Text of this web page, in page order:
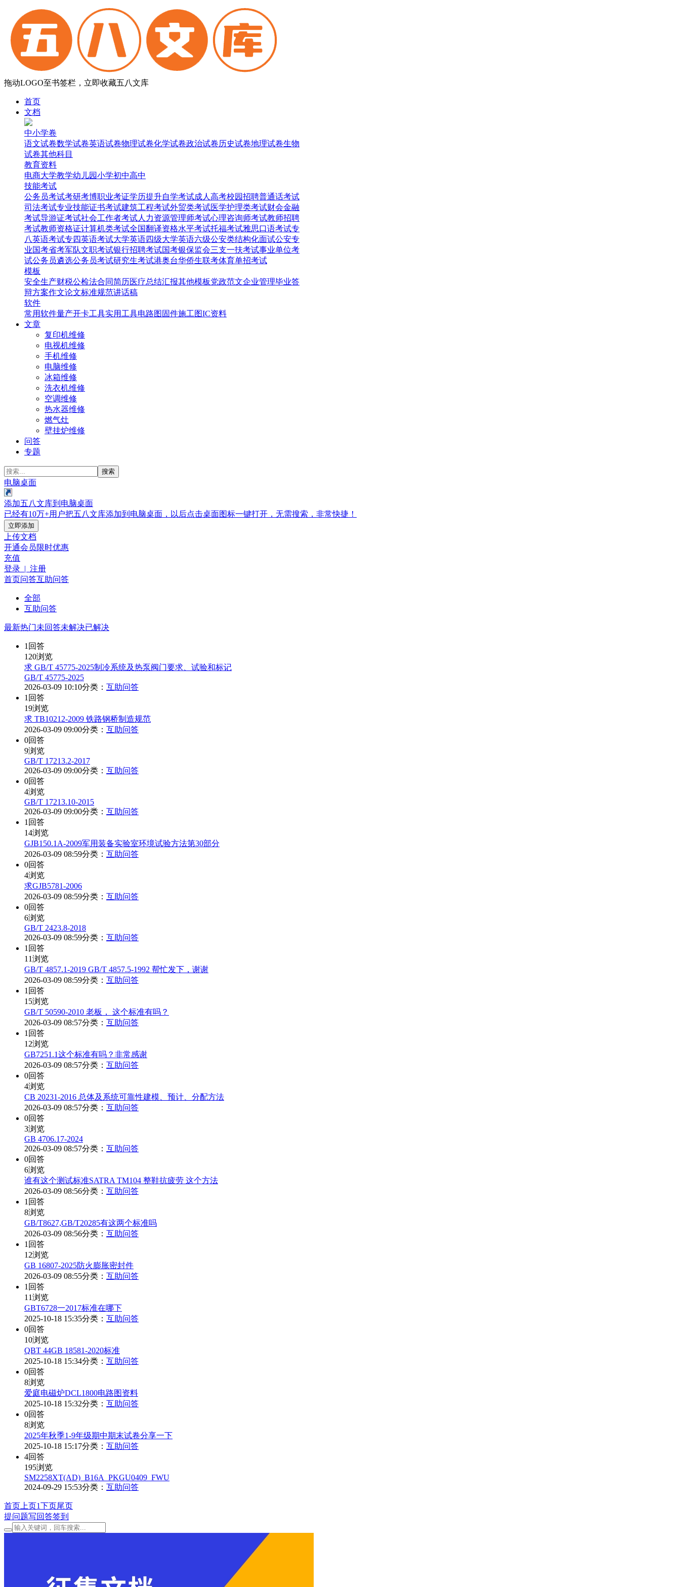
拖动LOGO至书签栏，立即收藏五八文库
首页
文档
中小学卷
语文试卷数学试卷英语试卷物理试卷化学试卷政治试卷历史试卷地理试卷生物
试卷其他科目
教育资料
电商大学教学幼儿园小学初中高中
技能考试
公务员考试考研考博职业考证学历提升自学考试成人高考校园招聘普通话考试
司法考试专业技能证书考试建筑工程考试外贸类考试医学护理类考试财会金融
考试导游证考试社会工作者考试人力资源管理师考试心理咨询师考试教师招聘
考试教师资格证计算机类考试全国翻译资格水平考试托福考试雅思口语考试专
八英语考试专四英语考试大学英语四级大学英语六级公安类结构化面试公安专
业国考省考军队文职考试银行招聘考试国考银保监会三支一扶考试事业单位考
试公务员遴选公务员考试研究生考试港奥台华侨生联考体育单招考试
模板
安全生产财税公检法合同简历医疗总结汇报其他模板党政范文企业管理毕业答
辩方案作文论文标准规范讲话稿
软件
常用软件量产开卡工具实用工具电路图 固件施工图IC资料
文章
复印机维修
电视机维修
手机维修
电脑维修
冰箱维修
洗衣机维修
空调维修
热水器维修
燃气灶
壁挂炉维修
问答
专题
搜索
电脑桌面
添加五八文库到电脑桌面
已经有10万+用户把五八文库添加到电脑桌面，以后点击桌面图标一键打开，无需搜索，非常快捷！
立即添加
上传文档
开通会员限时优惠
充值
登录 | 注册
首页问答互助问答
全部
互助问答
最新热门未回答未解决已解决
1 回答
120浏览
求 GB/T 45775-2025制冷系统及热泵阀门要求、试验和标记
GB/T 45775-2025
2026-03-09 10:10分类： 互助问答
1 回答
19浏览
求 TB10212-2009 铁路钢桥制造规范
2026-03-09 09:00分类： 互助问答
0回答
9浏览
GB/T 17213.2-2017
2026-03-09 09:00分类： 互助问答
0回答
4浏览
GB/T 17213.10-2015
2026-03-09 09:00分类： 互助问答
1 回答
14浏览
GJB150.1A-2009军用装备实验室环境试验方法第30部分
2026-03-09 08:59分类： 互助问答
0回答
4浏览
求GJB5781-2006
2026-03-09 08:59分类： 互助问答
0回答
6浏览
GB/T 2423.8-2018
2026-03-09 08:59分类： 互助问答
1 回答
11浏览
GB/T 4857.1-2019 GB/T 4857.5-1992 帮忙发下，谢谢
2026-03-09 08:59分类： 互助问答
1 回答
15浏览
GB/T 50590-2010 老板， 这个标准有吗？
2026-03-09 08:57分类： 互助问答
1 回答
12浏览
GB7251.1这个标准有吗？非常感谢
2026-03-09 08:57分类： 互助问答
0回答
4浏览
CB 20231-2016 总体及系统可靠性建模、预计、分配方法
2026-03-09 08:57分类： 互助问答
0回答
3浏览
GB 4706.17-2024‌
2026-03-09 08:57分类： 互助问答
0回答
6浏览
谁有这个测试标准SATRA TM104 整鞋抗疲劳 这个方法
2026-03-09 08:56分类： 互助问答
1 回答
8浏览
GB/T8627,GB/T20285有这两个标准吗
2026-03-09 08:56分类： 互助问答
1 回答
12浏览
GB 16807-2025防火膨胀密封件
2026-03-09 08:55分类： 互助问答
1 回答
11浏览
GBT6728一2017标准在哪下
2025-10-18 15:35分类： 互助问答
0回答
10浏览
QBT 44GB 18581-2020标准
2025-10-18 15:34分类： 互助问答
0回答
8浏览
爱庭电磁炉DCL1800电路图资料
2025-10-18 15:32分类： 互助问答
0回答
8浏览
2025年秋季1-9年级期中期末试卷分享一下
2025-10-18 15:17分类： 互助问答
4回答
195浏览
SM2258XT(AD)_B16A_PKGU0409_FWU
2024-09-29 15:53分类： 互助问答
首页 上页1下页尾页
提问题写回答签到